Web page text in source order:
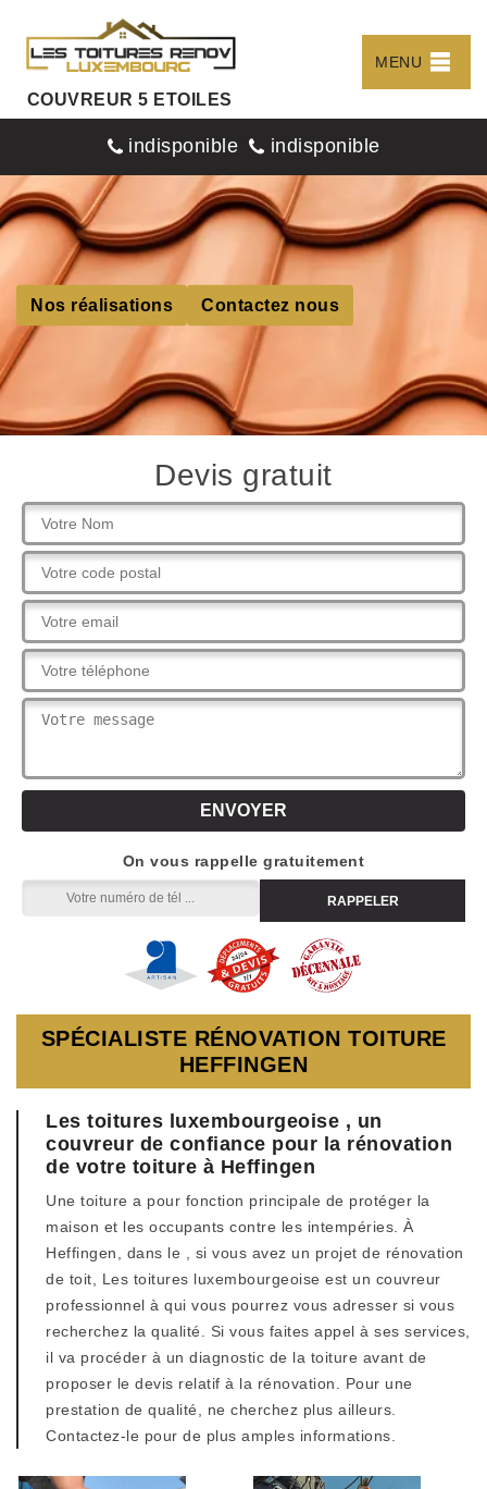
COUVREUR 5 ETOILES
MENU
indisponible indisponible
Nos réalisations Contactez nous
Devis gratuit
On vous rappelle gratuitement
SPÉCIALISTE RÉNOVATION TOITURE
HEFFINGEN
Les toitures luxembourgeoise , un
couvreur de confiance pour la rénovation
de votre toiture à Heffingen
Une toiture a pour fonction principale de protéger la
maison et les occupants contre les intempéries. À
Heffingen, dans le , si vous avez un projet de rénovation
de toit, Les toitures luxembourgeoise est un couvreur
professionnel à qui vous pourrez vous adresser si vous
recherchez la qualité. Si vous faites appel à ses services,
il va procéder à un diagnostic de la toiture avant de
proposer le devis relatif à la rénovation. Pour une
prestation de qualité, ne cherchez plus ailleurs.
Contactez-le pour de plus amples informations.